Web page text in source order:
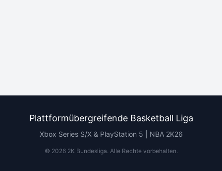
Plattformübergreifende Basketball Liga
Xbox Series S/X & PlayStation 5 | NBA 2K26
© 20262K Bundesliga. Alle Rechte vorbehalten.